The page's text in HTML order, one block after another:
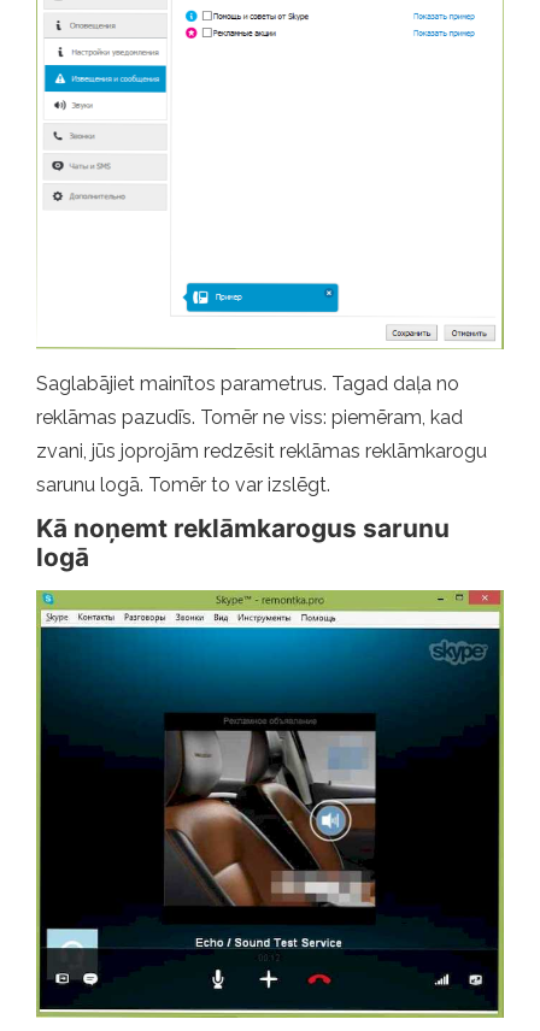
Saglabājiet mainītos parametrus. Tagad daļa no
reklāmas pazudīs. Tomēr ne viss: piemēram, kad
zvani, jūs joprojām redzēsit reklāmas reklāmkarogu
sarunu logā. Tomēr to var izslēgt.
Kā noņemt reklāmkarogus sarunu
logā